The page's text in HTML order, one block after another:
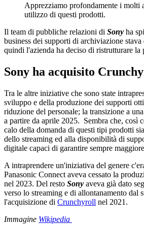
Apprezziamo profondamente i molti
utilizzo di questi prodotti.
Il team di pubbliche relazioni di Sony ha
business dei supporti di archiviazione
quindi l'azienda ha deciso di ristrutturare
Sony ha acquisito
Tra le altre iniziative che sono state
sviluppo e della produzione dei supporti
riduzione del personale; la transizione a
a partire da aprile 2025. Sembra che, così
calo della domanda di questi tipi prodotti
dello streaming ed alla disponibilità di
digitale capaci di garantire sempre
A intraprendere un'iniziativa del genere
Panasonic Connect aveva cessato la
nel 2023. Del resto Sony aveva già dato
verso lo streaming e di allontanamento dal
l'acquisizione di Crunchyroll nel 2021.
Immagine Wikipedia